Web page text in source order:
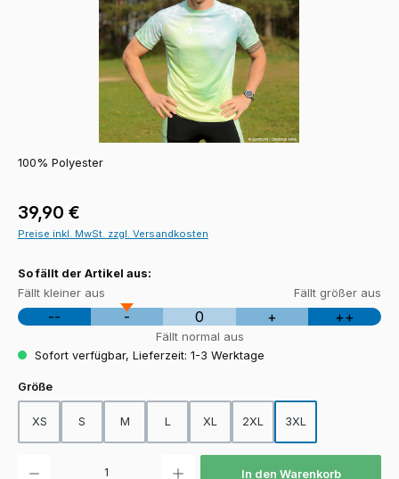
100% Polyester
Regulärer Preis:
39,90 €
Preise inkl. MwSt. zzgl. Versandkosten
So fällt der Artikel aus:
Fällt kleiner aus Fällt größer aus
-- - 0 + ++
Fällt normal aus
Sofort verfügbar, Lieferzeit: 1-3 Werktage
Größeauswählen
XS S M L XL 2XL 3XL
In den Warenkorb